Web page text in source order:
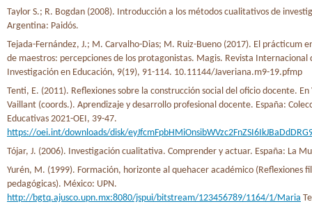
Taylor S.; R. Bogdan (2008). Introducción a los métodos cualitativos de
Argentina: Paidós.
Tejada-Fernández, J.; M. Carvalho-Dias; M. Ruiz-Bueno (2017). El prácticum
de maestros: percepciones de los protagonistas. Magis. Revista Internacional
Investigación en Educación, 9(19), 91-114. 10.11144/Javeriana.m9-19.pfmp
Tenti, E. (2011). Reflexiones sobre la construcción social del oficio docente. En
Vaillant (coords.). Aprendizaje y desarrollo profesional docente. España:
Educativas 2021-OEI, 39-47.
https://oei.int/downloads/disk/
Tójar, J. (2006). Investigación cualitativa. Comprender y actuar. España: La
Yurén, M. (1999). Formación, horizonte al quehacer académico (Reflexiones
pedagógicas). México: UPN.
http://bgtq.ajusco.upn.mx:8080/jspui/bitstream/123456789/1164/1/Maria